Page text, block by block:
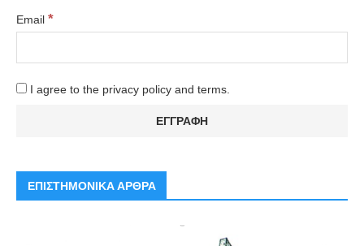
Email *
I agree to the privacy policy and terms.
ΕΠΙΣΤΗΜΟΝΙΚΑ ΑΡΘΡΑ